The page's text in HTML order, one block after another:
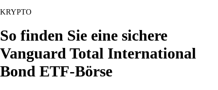
KRYPTO
So finden Sie eine sichere
Vanguard Total International
Bond ETF-Börse